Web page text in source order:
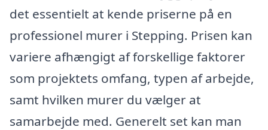
det essentielt at kende priserne på en
professionel murer i Stepping. Prisen kan
variere afhængigt af forskellige faktorer
som projektets omfang, typen af arbejde,
samt hvilken murer du vælger at
samarbejde med. Generelt set kan man